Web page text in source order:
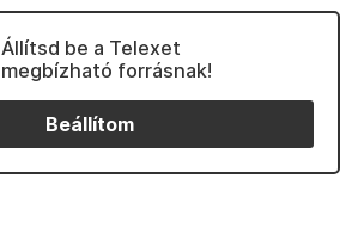
Állítsd be a Telexet
megbízható forrásnak!
Beállítom